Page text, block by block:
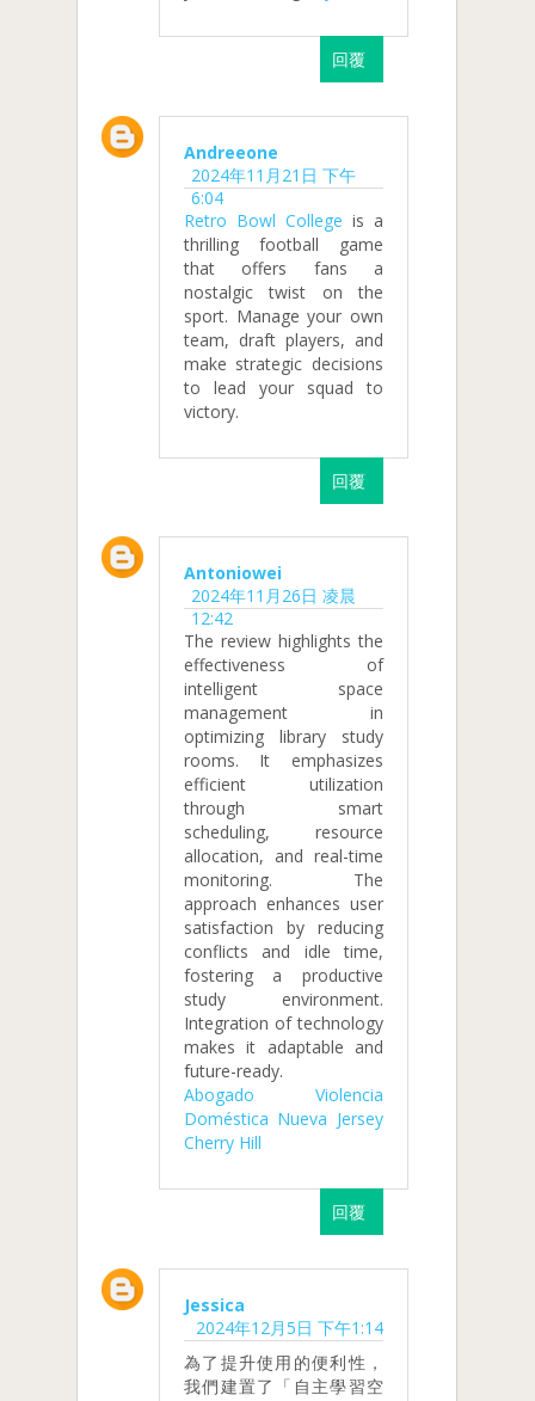
回覆
Andreeone
2024年11月21日 下午
6:04
Retro Bowl College is a
thrilling football game
that offers fans a
nostalgic twist on the
sport. Manage your own
team, draft players, and
make strategic decisions
to lead your squad to
victory.
回覆
Antoniowei
2024年11月26日 凌晨
12:42
The review highlights the
effectiveness of
intelligent space
management in
optimizing library study
rooms. It emphasizes
efficient utilization
through smart
scheduling, resource
allocation, and real-time
monitoring. The
approach enhances user
satisfaction by reducing
conflicts and idle time,
fostering a productive
study environment.
Integration of technology
makes it adaptable and
future-ready.
Abogado Violencia
Doméstica Nueva Jersey
Cherry Hill
回覆
Jessica
2024年12月5日 下午1:14
為了提升使用的便利性，
我們建置了「自主學習空